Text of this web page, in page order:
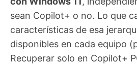
sean Copilot+ o no. Lo que
características de esa
disponibles en cada equipo
Recuperar solo en Copilot+